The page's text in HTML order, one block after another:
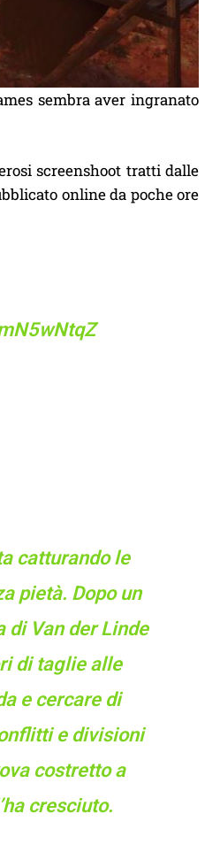
sembra aver ingranato
screenshoot tratti dalle
online da poche ore
catturando le
pietà. Dopo un
di Van der Linde
di taglie alle
e cercare di
e divisioni
costretto a
cresciuto.